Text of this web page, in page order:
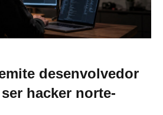
desenvolvedor
hacker norte-